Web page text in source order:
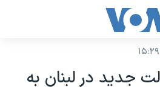
جديد در لبنان به